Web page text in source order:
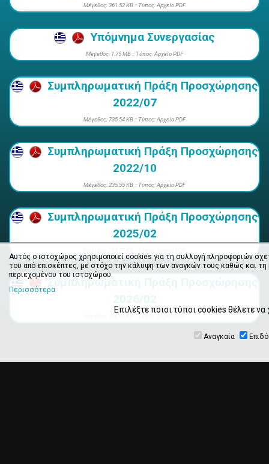
Mέγεθος: 361.52 KB :: Τύπος: Αρχείο PDF
Υπόμνημα Συνεργασίας
Mέγεθος: 1.75 MB :: Τύπος: Αρχείο PDF
Συμπληρωματική Πράξη Προσχώρησης
2022/07
Mέγεθος: 735.54 KB :: Τύπος: Αρχείο PDF
Συμπληρωματική Πράξη Προσχώρησης
2022/10
Mέγεθος: 235.55 KB :: Τύπος: Αρχείο PDF
Συμπληρωματική Πράξη Προσχώρησης
2025/02
Συμπληρωματική Πράξη Προσχώρησης
2026/02
Mέγεθος: 596.98 KB :: Τύπος: Αρχείο PDF
Αυτός ο ιστοχώρος χρησιμοποιεί cookies για τη συλλογή πληροφοριών
του από επισκέπτες, με στόχο την κάλυψη των αναγκών τους καθώς και
περιεχομένου του ιστοχώρου.
Περισσότερα
Επιλέξτε ποιοι τύποι cookies θέλετε
Αναγκαία